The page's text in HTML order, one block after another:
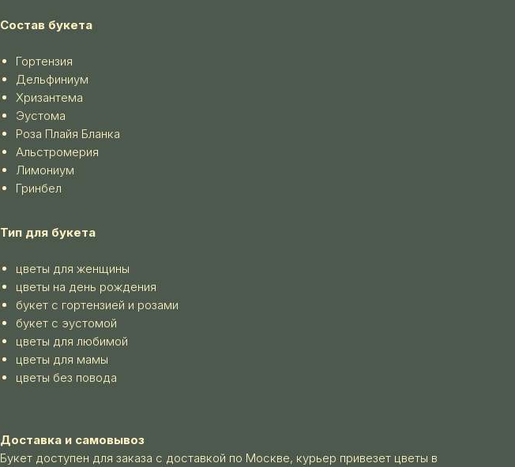
Состав букета
Гортензия
Дельфиниум
Хризантема
Эустома
Роза Плайя Бланка
Альстромерия
Лимониум
Гринбел
Тип для букета
цветы для женщины
цветы на день рождения
букет с гортензией и розами
букет с эустомой
цветы для любимой
цветы для мамы
цветы без повода
Доставка и самовывоз
Букет доступен для заказа с доставкой по Москве, курьер привезет цветы в